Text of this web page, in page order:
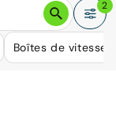
répondre
2
Boîtes de vitesse